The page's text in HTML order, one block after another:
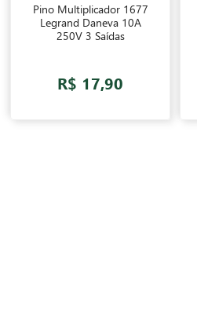
Pino Multiplicador 1677
Legrand Daneva 10A
250V 3 Saídas
R$ 17,90